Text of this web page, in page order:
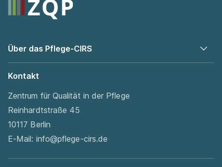
Über das Pflege-CIRS
Kontakt
Zentrum für Qualität in der Pflege
Reinhardtstraße 45
10117 Berlin
E-Mail: info@pflege-cirs.de